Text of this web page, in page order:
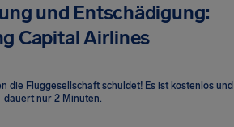
und Entschädigung:
Capital Airlines
die Fluggesellschaft schuldet! Es ist kostenlos und
dauert nur 2 Minuten.